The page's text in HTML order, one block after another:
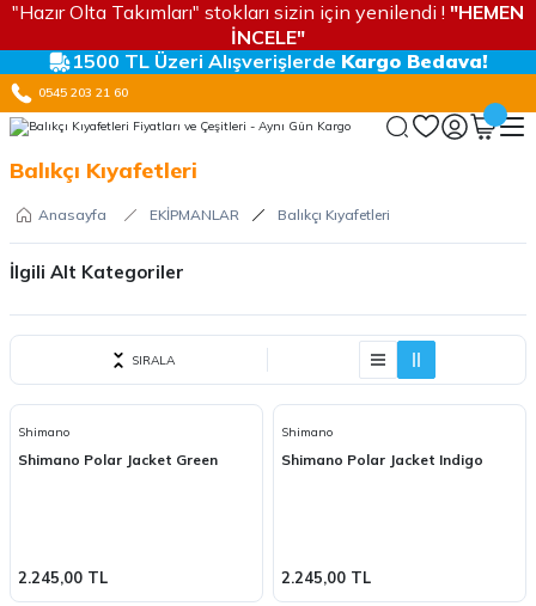
"Hazır Olta Takımları" stokları sizin için yenilendi ! "HEMEN
İNCELE"
1500 TL Üzeri Alışverişlerde Kargo Bedava!
0545 203 21 60
Balıkçı Kıyafetleri
Anasayfa EKİPMANLAR Balıkçı Kıyafetleri
İlgili Alt Kategoriler
Balıkçı Eldivenleri
Balıkçı Şapkaları
Balıkçı Gözlükleri
UV Korumalı Kıyafetler
SIRALA
Shimano
Shimano Polar Jacket Green
2.245,00 TL
Shimano
Shimano Polar Jacket Indigo
2.245,00 TL